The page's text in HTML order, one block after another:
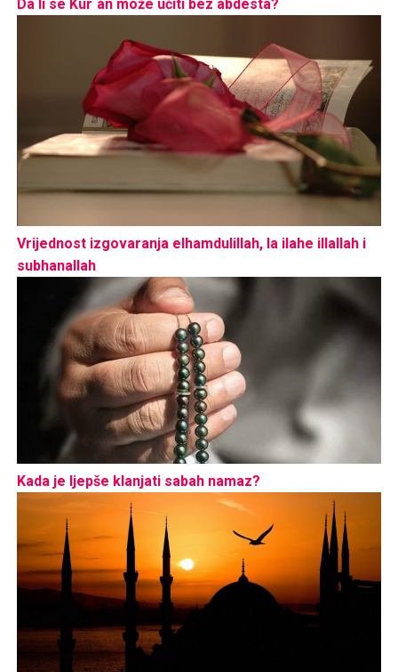
Da li se Kur´an može učiti bez abdesta?
Vrijednost izgovaranja elhamdulillah, la ilahe illallah i
subhanallah
Kada je ljepše klanjati sabah namaz?